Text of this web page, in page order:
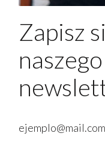
Zapisz
naszego